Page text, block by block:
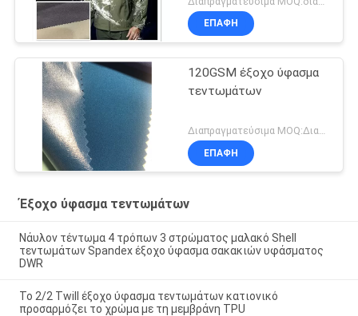
ΕΠΑΦΉ
120GSM έξοχο ύφασμα
τεντωμάτων
Διαπραγματεύσιμα MOQ:Διαπραγμάτευση
ΕΠΑΦΉ
Έξοχο ύφασμα τεντωμάτων
Νάυλον τέντωμα 4 τρόπων 3 στρώματος μαλακό Shell
τεντωμάτων Spandex έξοχο ύφασμα σακακιών υφάσματος
DWR
Το 2/2 Twill έξοχο ύφασμα τεντωμάτων κατιονικό
προσαρμόζει το χρώμα με τη μεμβράνη TPU